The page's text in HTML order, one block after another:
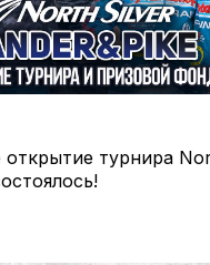
турнира